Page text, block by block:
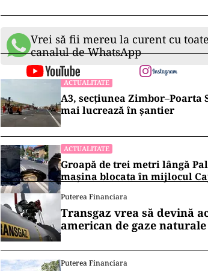
Vrei să fii mereu la curent cu
canalul de WhatsApp
ACTUALITATE
A3, secțiunea
mai lucrează în șantier
ACTUALITATE
Groapă de trei metri lângă
mașina blocata în mijlocul
Puterea Financiara
Transgaz vrea să devină
american de gaze
Puterea Financiara